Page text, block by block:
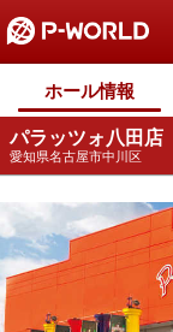
ホール情報
パラッツォ八田店
愛知県名古屋市中川区